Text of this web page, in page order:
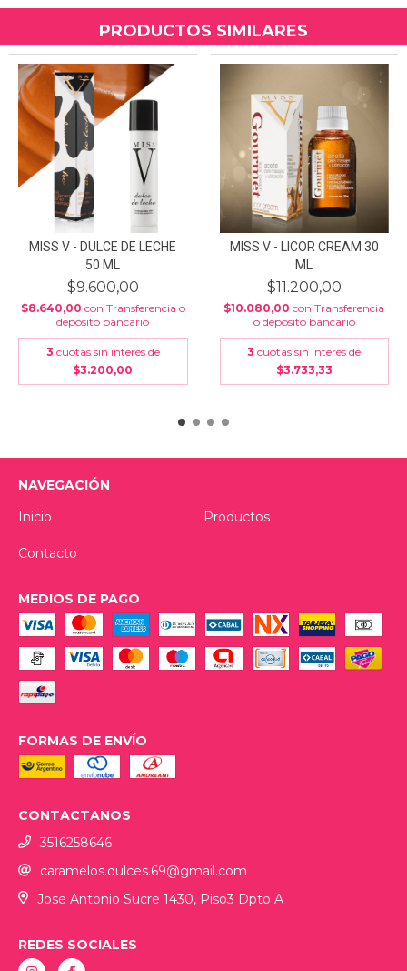
PRODUCTOS SIMILARES
MISS V - DULCE DE LECHE
50 ML
$9.600,00
$8.640,00 con Transferencia o
depósito bancario
3 cuotas sin interés de
$3.200,00
MISS V - LICOR CREAM 30
ML
$11.200,00
$10.080,00con Transferencia
o depósito bancario
3 cuotas sin interés de
$3.733,33
NAVEGACIÓN
Inicio
Productos
Contacto
MEDIOS DE PAGO
FORMAS DE ENVÍO
CONTACTANOS
3516258646
caramelos.dulces.69@gmail.com
Jose Antonio Sucre 1430, Piso3 Dpto A
REDES SOCIALES